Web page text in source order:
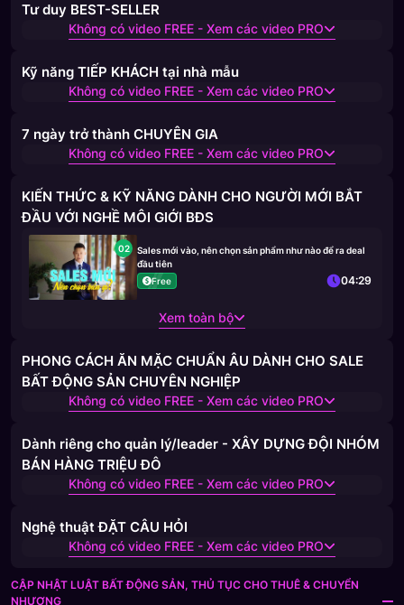
Tư duy BEST-SELLER
Không có video FREE - Xem các video PRO
Kỹ năng TIẾP KHÁCH tại nhà mẫu
Không có video FREE - Xem các video PRO
7 ngày trở thành CHUYÊN GIA
Không có video FREE - Xem các video PRO
KIẾN THỨC & KỸ NĂNG DÀNH CHO NGƯỜI MỚI BẮT
ĐẦU VỚI NGHỀ MÔI GIỚI BĐS
02
Sales mới vào, nên chọn sản phẩm như nào để ra deal
đầu tiên
Free
04:29
Xem toàn bộ
PHONG CÁCH ĂN MẶC CHUẨN ÂU DÀNH CHO SALE
BẤT ĐỘNG SẢN CHUYÊN NGHIỆP
Không có video FREE - Xem các video PRO
Dành riêng cho quản lý/leader - XÂY DỰNG ĐỘI NHÓM
BÁN HÀNG TRIỆU ĐÔ
Không có video FREE - Xem các video PRO
Nghệ thuật ĐẶT CÂU HỎI
Không có video FREE - Xem các video PRO
CẬP NHẬT LUẬT BẤT ĐỘNG SẢN, THỦ TỤC CHO THUÊ & CHUYỂN
NHƯỢNG